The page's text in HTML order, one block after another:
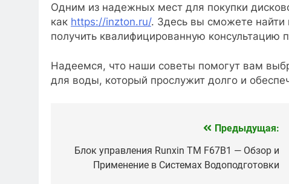
Одним из надежных мест для покупки
как https://inzton.ru/. Здесь вы сможете найти
получить квалифицированную консультацию
Надеемся, что наши советы помогут вам
для воды, который прослужит долго и
по
записям
Предыдущая:
Блок управления Runxin TM F67B1 — Обзор и
Применение в Системах Водоподготовки